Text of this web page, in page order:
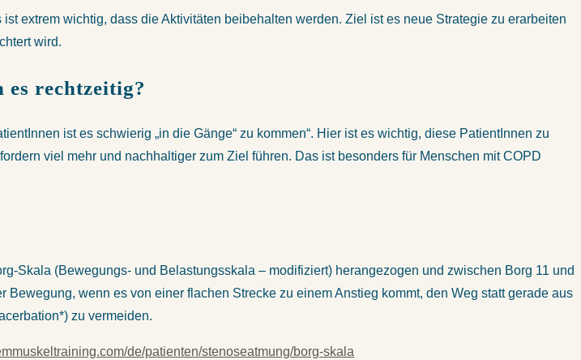
extrem wichtig, dass die Aktivitäten beibehalten werden. Ziel ist es neue Strategie zu erarbeiten
wird.
es rechtzeitig?
ist es schwierig „in die Gänge“ zu kommen“. Hier ist es wichtig, diese PatientInnen zu
viel mehr und nachhaltiger zum Ziel führen. Das ist besonders für Menschen mit COPD
Skala (Bewegungs- und Belastungsskala – modifiziert) herangezogen und zwischen Borg 11 und
wenn es von einer flachen Strecke zu einem Anstieg kommt, den Weg statt gerade aus
zu vermeiden.
de/patienten/stenoseatmung/borg-skala